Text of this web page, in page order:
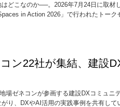
どこなのか──。2026年7月24日に取材
in Action 2026」で行われたトー
ン22社が集結、建設
場ゼネコンが参画する建設DXコミュニ
り、DXやAI活用の実践事例を共有し